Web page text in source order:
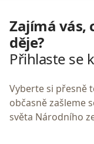
Zajímá vás,
děje?
Přihlaste se
Vyberte si přesně
občasně zašleme
světa Národního